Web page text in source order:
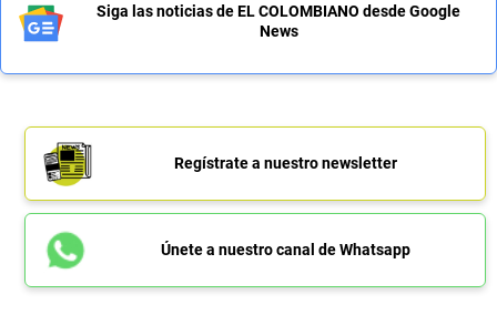
Siga las noticias de EL COLOMBIANO desde Google
News
Regístrate a nuestro newsletter
Únete a nuestro canal de Whatsapp